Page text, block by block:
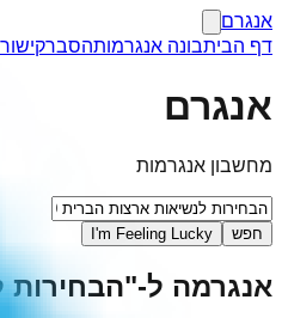
אנגרם
דף הביתבונה אנגרמותהסבר
אנגרם
מחשבון אנגרמות
חפש I'm Feeling Lucky
אנגרמה ל-"הבחירות